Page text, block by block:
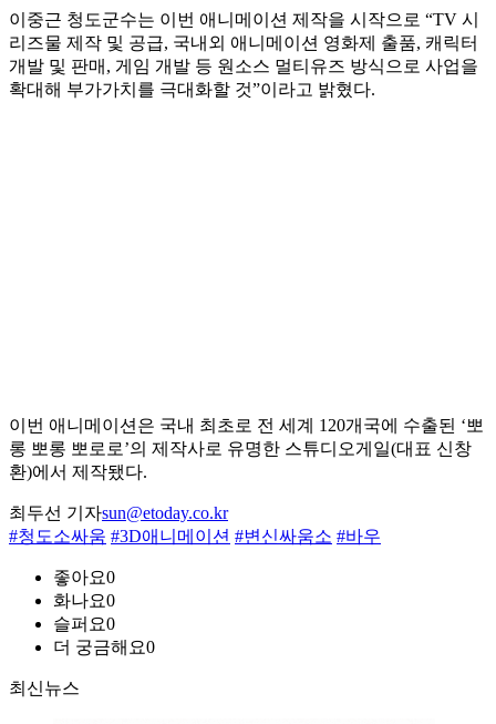
이중근 청도군수는 이번 애니메이션 제작을 시작으로 “TV 시
리즈물 제작 및 공급, 국내외 애니메이션 영화제 출품, 캐릭터
개발 및 판매, 게임 개발 등 원소스 멀티유즈 방식으로 사업을
확대해 부가가치를 극대화할 것”이라고 밝혔다.
이번 애니메이션은 국내 최초로 전 세계 120개국에 수출된 ‘뽀
롱 뽀롱 뽀로로’의 제작사로 유명한 스튜디오게일(대표 신창
환)에서 제작됐다.
최두선 기자sun@etoday.co.kr
#청도소싸움 #3D애니메이션 #변신싸움소 #바우
좋아요0
화나요0
슬퍼요0
더 궁금해요0
최신뉴스